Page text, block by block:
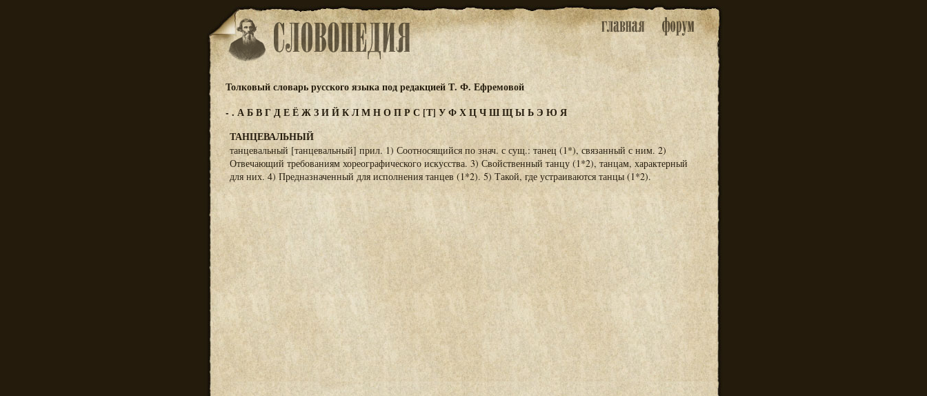
Толковый словарь русского языка под редакцией Т. Ф. Ефремовой
-. АБВГДЕЁЖЗИЙКЛМНОПРС [Т] УФХЦЧШЩЫЬ Э Ю Я
ТАНЦЕВАЛЬНЫЙ
танцевальный [танцевальный] прил. 1) Соотносящийся по знач. с сущ.: танец (1*), связанный с ним. 2)
Отвечающий требованиям хореографического искусства. 3) Свойственный танцу (1*2), танцам, характерный
для них. 4) Предназначенный для исполнения танцев (1*2). 5) Такой, где устраиваются танцы (1*2).